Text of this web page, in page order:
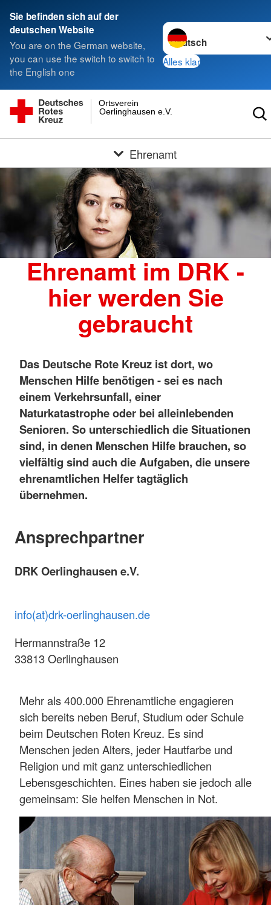
Sie befinden sich auf der
deutschen Website
You are on the German website,
you can use the switch to switch to
the English one
Sprache wechseln zu
Alles klar
Oerlinghausen e.V.
Ortsverein
Ehrenamt
Ehrenamt im DRK -
hier werden Sie
gebraucht
Das Deutsche Rote Kreuz ist dort, wo
Menschen Hilfe benötigen - sei es nach
einem Verkehrsunfall, einer
Naturkatastrophe oder bei alleinlebenden
Senioren. So unterschiedlich die Situationen
sind, in denen Menschen Hilfe brauchen, so
vielfältig sind auch die Aufgaben, die unsere
ehrenamtlichen Helfer tagtäglich
übernehmen.
Ansprechpartner
DRK Oerlinghausen e.V.
info(at)drk-oerlinghausen.de
Hermannstraße 12
33813 Oerlinghausen
Mehr als 400.000 Ehrenamtliche engagieren
sich bereits neben Beruf, Studium oder Schule
beim Deutschen Roten Kreuz. Es sind
Menschen jeden Alters, jeder Hautfarbe und
Religion und mit ganz unterschiedlichen
Lebensgeschichten. Eines haben sie jedoch alle
gemeinsam: Sie helfen Menschen in Not.